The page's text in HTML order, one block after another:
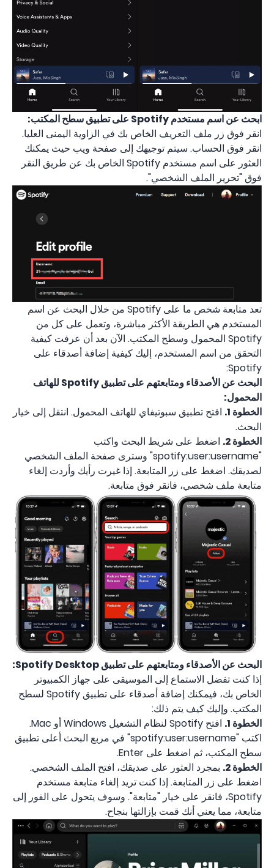
ابحث عن اسم مستخدم Spotify على تطبيق سطح المكتب:
انقر فوق زر ملف التعريف الخاص بك في الزاوية اليمنى العليا.
انقر فوق الحساب. سيتم توجيهك إلى صفحة ويب حيث يمكنك
العثور على اسم مستخدم Spotify الخاص بك عن طريق النقر
فوق "تحرير الملف الشخصي".
تعد متابعة شخص ما على Spotify من خلال البحث عن اسم
المستخدم هي الطريقة الأكثر مباشرة، وتعمل على كل من
Spotify المحمول وسطح المكتب. الآن بعد أن عرفت كيفية
التحقق من اسم المستخدم، إليك كيفية إضافة أصدقاء على
Spotify:
البحث عن الأصدقاء ومتابعتهم على تطبيق Spotify للهاتف
المحمول:
الخطوة 1.
افتح تطبيق سبوتيفاي للهاتف المحمول. انتقل إلى خيار
البحث.
الخطوة 2.
اضغط على شريط البحث واكتب
"spotify:user:username" وسترى صفحة الملف الشخصي
لصديقك. اضغط على زر المتابعة. إذا غيرت رأيك وأردت إلغاء
متابعة ملف شخصي، فانقر فوق متابعة.
البحث عن الأصدقاء ومتابعتهم على تطبيق Spotify Desktop:
إذا كنت تفضل الاستماع إلى الموسيقى على جهاز الكمبيوتر
الخاص بك، فيمكنك إضافة أصدقاء على تطبيق Spotify لسطح
المكتب. وإليك كيف يتم ذلك:
الخطوة 1.
افتح Spotify لنظام التشغيل Windows أو Mac.
اكتب "spotify:user:username" في مربع البحث أعلى تطبيق
سطح المكتب، ثم اضغط على Enter.
الخطوة 2.
بمجرد العثور على صديقك، افتح الملف الشخصي.
اضغط على زر المتابعة. إذا كنت تريد إلغاء متابعة مستخدم
Spotify، فانقر على خيار "متابعة". وسوف يتحول على الفور إلى
متابعة، مما يعني أنك قمت بإزالتها بنجاح.